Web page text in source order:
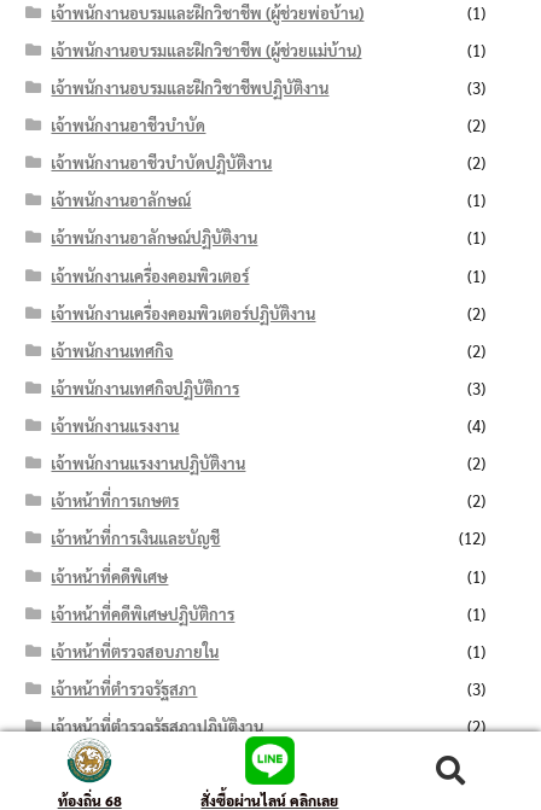
เจ้าพนักงานอบรมและฝึกวิชาชีพ (ผู้ช่วยพ่อบ้าน)
(1)
เจ้าพนักงานอบรมและฝึกวิชาชีพ (ผู้ช่วยแม่บ้าน)
(1)
เจ้าพนักงานอบรมและฝึกวิชาชีพปฏิบัติงาน
(3)
เจ้าพนักงานอาชีวบำบัด
(2)
เจ้าพนักงานอาชีวบำบัดปฏิบัติงาน
(2)
เจ้าพนักงานอาลักษณ์
(1)
เจ้าพนักงานอาลักษณ์ปฏิบัติงาน
(1)
เจ้าพนักงานเครื่องคอมพิวเตอร์
(1)
เจ้าพนักงานเครื่องคอมพิวเตอร์ปฏิบัติงาน
(2)
เจ้าพนักงานเทศกิจ
(2)
เจ้าพนักงานเทศกิจปฏิบัติการ
(3)
เจ้าพนักงานแรงงาน
(4)
เจ้าพนักงานแรงงานปฏิบัติงาน
(2)
เจ้าหน้าที่การเกษตร
(2)
เจ้าหน้าที่การเงินและบัญชี
(12)
เจ้าหน้าที่คดีพิเศษ
(1)
เจ้าหน้าที่คดีพิเศษปฏิบัติการ
(1)
เจ้าหน้าที่ตรวจสอบภายใน
(1)
เจ้าหน้าที่ตำรวจรัฐสภา
(3)
เจ้าหน้าที่ตำรวจรัฐสภาปฏิบัติงาน
(2)
เจ้าหน้าที่ธุรการ
(13)
เจ้าหน้าที่บริหารงานทั่วไป
ท้องถิ่น 68 สั่งซื้อผ่านไลน์ คลิกเลย